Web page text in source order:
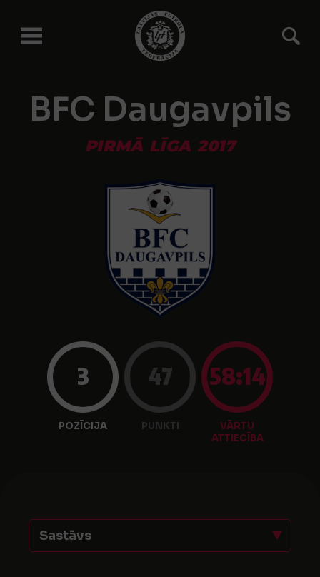
BFC Daugavpils
PIRMĀ LĪGA 2017
3
POZĪCIJA
47
PUNKTI
58:14
VĀRTU
ATTIECĪBA
Sastāvs